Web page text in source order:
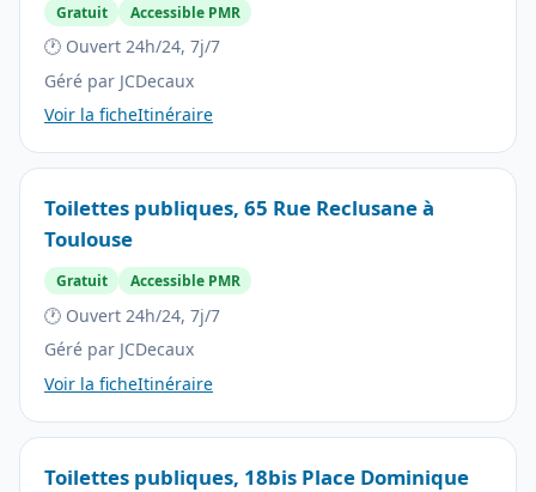
Gratuit Accessible PMR
🕐 Ouvert 24h/24, 7j/7
Géré par JCDecaux
Voir la ficheItinéraire
Toilettes publiques, 65 Rue Reclusane à
Toulouse
Gratuit Accessible PMR
🕐 Ouvert 24h/24, 7j/7
Géré par JCDecaux
Voir la ficheItinéraire
Toilettes publiques, 18bis Place Dominique